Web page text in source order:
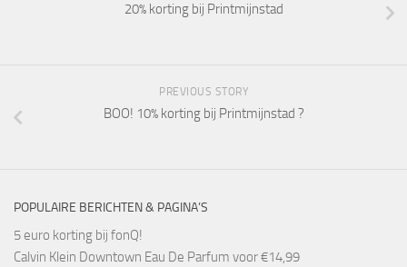
20% korting bij Printmijnstad
PREVIOUS STORY
BOO! 10% korting bij Printmijnstad ?
POPULAIRE BERICHTEN & PAGINA’S
5 euro korting bij fonQ!
Calvin Klein Downtown Eau De Parfum voor €14,99